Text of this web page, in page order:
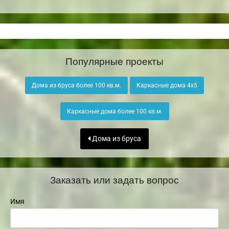
Популярные проекты
Дома из бруса более 100 кв.м. Каркасные дома 4х5
Каркасные дома более 100 кв.м.
Дома из бруса
Заказать или задать вопрос
Имя